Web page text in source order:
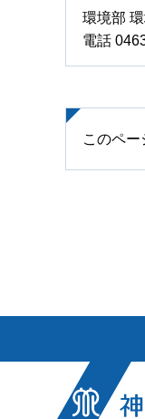
環境部
電話
このペー